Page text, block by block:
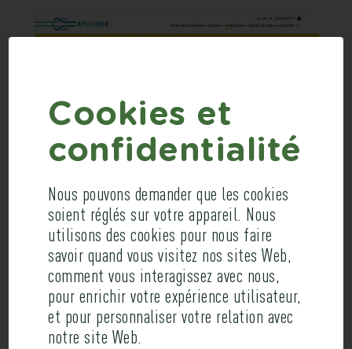
Cookies et
confidentialité
Nous pouvons demander que les cookies
soient réglés sur votre appareil. Nous
utilisons des cookies pour nous faire
savoir quand vous visitez nos sites Web,
comment vous interagissez avec nous,
pour enrichir votre expérience utilisateur,
et pour personnaliser votre relation avec
notre site Web.
APOLIMER
Site web
Conception et réalisation du site web